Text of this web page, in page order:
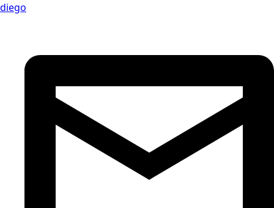
diego